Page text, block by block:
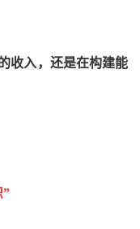
收入，还是在构建能
”